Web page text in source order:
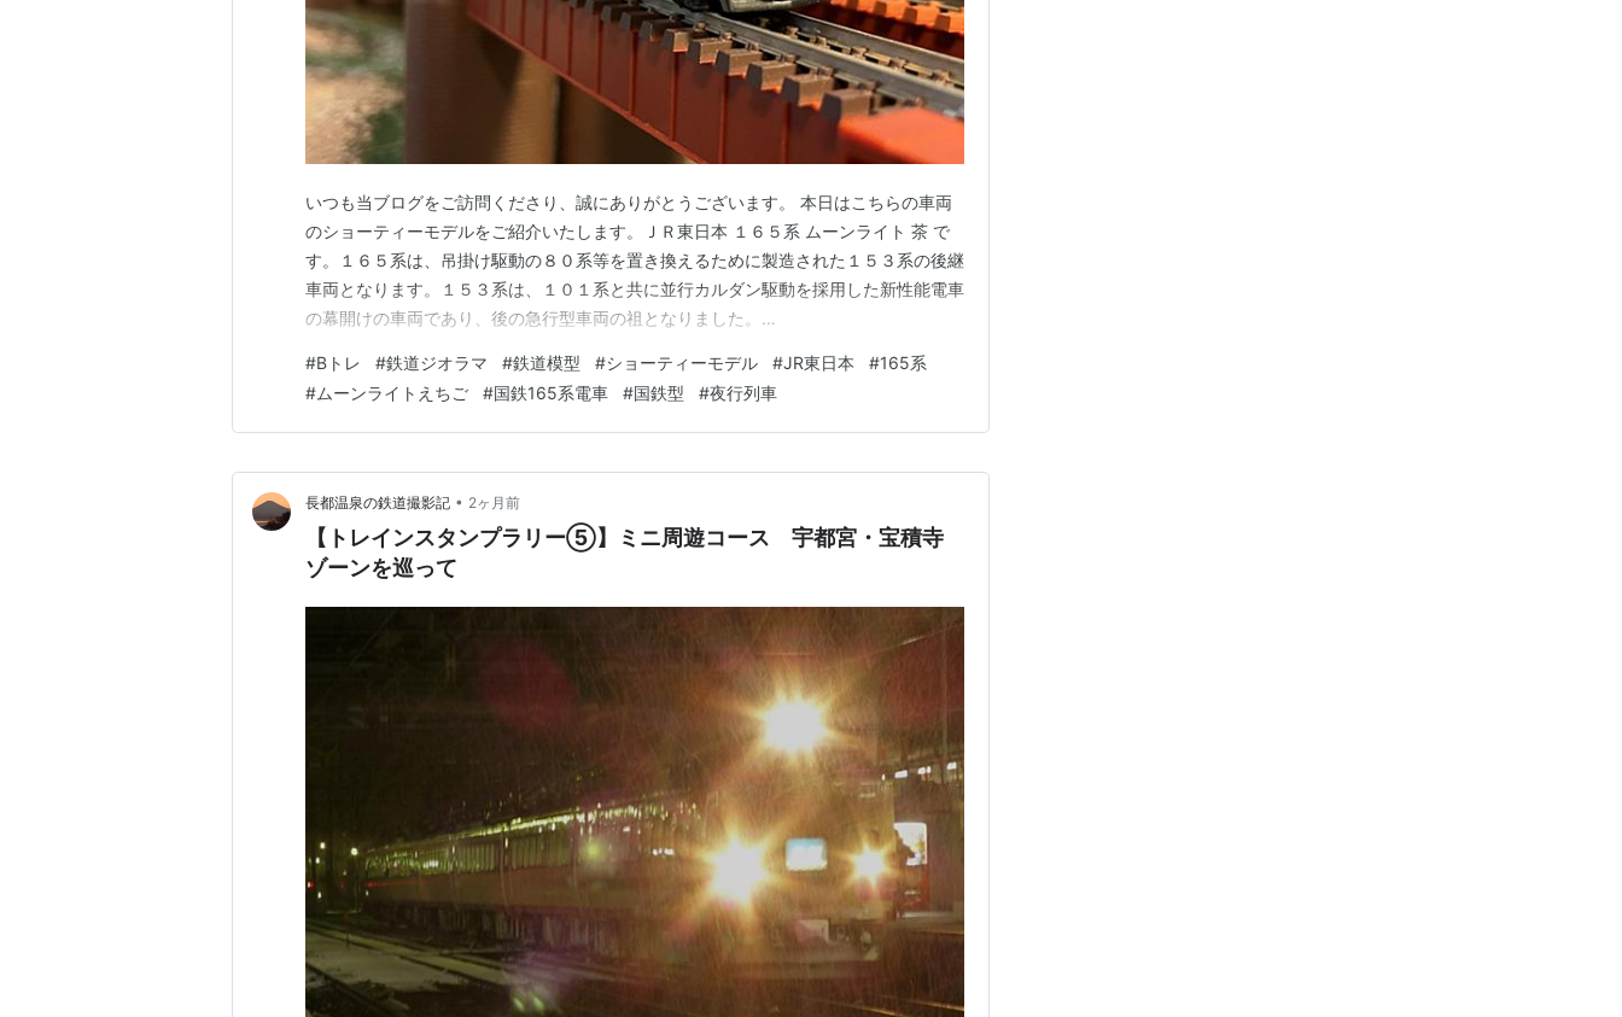
いつも当ブログをご訪問くださり、誠にありがとうございます。 本日はこちらの車両
のショーティーモデルをご紹介いたします。ＪＲ東日本 １６５系 ムーンライト 茶 で
す。１６５系は、吊掛け駆動の８０系等を置き換えるために製造された１５３系の後継
車両となります。１５３系は、１０１系と共に並行カルダン駆動を採用した新性能電車
の幕開けの車両であり、後の急行型車両の祖となりました。
します。電化路線網が広がるにつけ、勾配区間での運用も増えてくることになり、１０
０ｋＷモーターの１５３系では力不足が否めませんでし…
#Bトレ #鉄道ジオラマ #鉄道模型 #ショーティーモデル #JR東日本 #165系
#ムーンライトえちご #国鉄165系電車 #国鉄型 #夜行列車
長都温泉の鉄道撮影記 • 2ヶ月前
【トレインスタンプラリー⑤】ミニ周遊コース 宇都宮・宝積寺
ゾーンを巡って